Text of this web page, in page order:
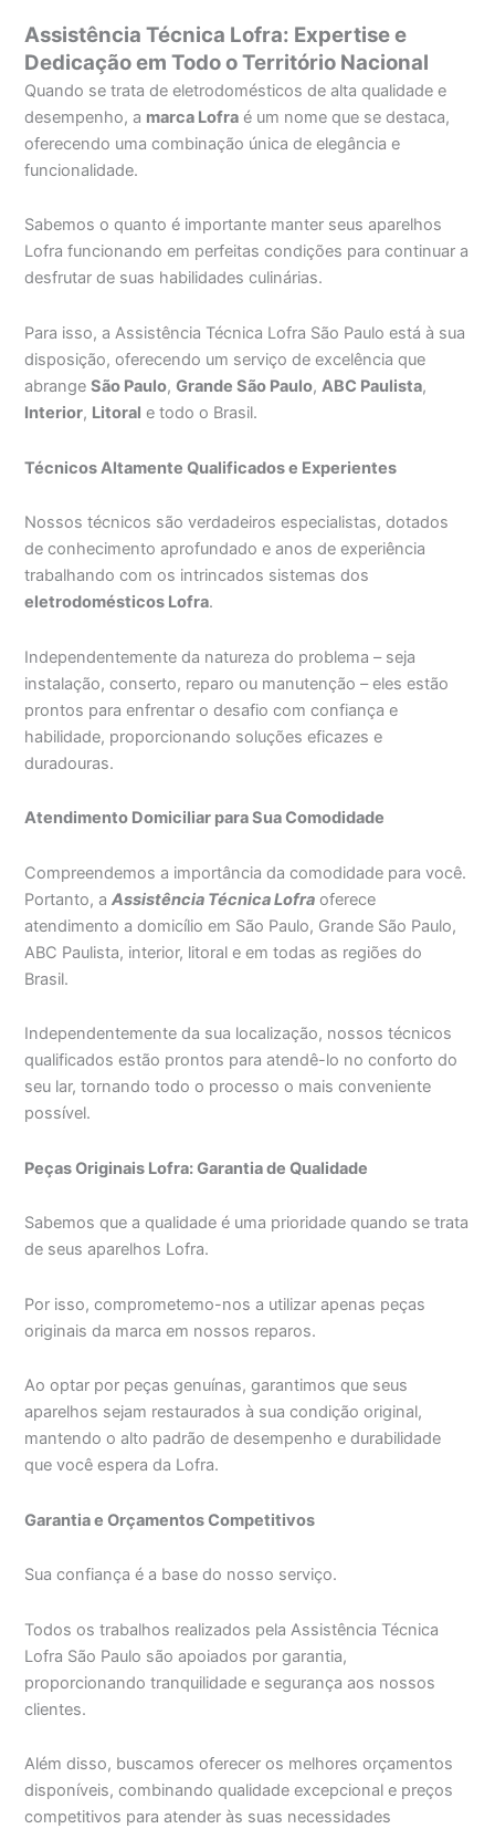
Assistência Técnica Lofra: Expertise e
Dedicação em Todo o Território Nacional
Quando se trata de eletrodomésticos de alta qualidade e
desempenho, a marca Lofra é um nome que se destaca,
oferecendo uma combinação única de elegância e
funcionalidade.
Sabemos o quanto é importante manter seus aparelhos
Lofra funcionando em perfeitas condições para continuar a
desfrutar de suas habilidades culinárias.
Para isso, a Assistência Técnica Lofra São Paulo está à sua
disposição, oferecendo um serviço de excelência que
abrangeSão Paulo,Grande São Paulo,ABC Paulista,
Interior, Litoral e todo o Brasil.
Técnicos Altamente Qualificados e Experientes
Nossos técnicos são verdadeiros especialistas, dotados
de conhecimento aprofundado e anos de experiência
trabalhando com os intrincados sistemas dos
eletrodomésticos Lofra.
Independentemente da natureza do problema – seja
instalação, conserto, reparo ou manutenção – eles estão
prontos para enfrentar o desafio com confiança e
habilidade, proporcionando soluções eficazes e
duradouras.
Atendimento Domiciliar para Sua Comodidade
Compreendemos a importância da comodidade para você.
Portanto, aAssistência Técnica Lofra oferece
atendimento a domicílio em São Paulo, Grande São Paulo,
ABC Paulista, interior, litoral e em todas as regiões do
Brasil.
Independentemente da sua localização, nossos técnicos
qualificados estão prontos para atendê-lo no conforto do
seu lar, tornando todo o processo o mais conveniente
possível.
Peças Originais Lofra: Garantia de Qualidade
Sabemos que a qualidade é uma prioridade quando se trata
de seus aparelhos Lofra.
Por isso, comprometemo-nos a utilizar apenas peças
originais da marca em nossos reparos.
Ao optar por peças genuínas, garantimos que seus
aparelhos sejam restaurados à sua condição original,
mantendo o alto padrão de desempenho e durabilidade
que você espera da Lofra.
Garantia e Orçamentos Competitivos
Sua confiança é a base do nosso serviço.
Todos os trabalhos realizados pela Assistência Técnica
Lofra São Paulo são apoiados por garantia,
proporcionando tranquilidade e segurança aos nossos
clientes.
Além disso, buscamos oferecer os melhores orçamentos
disponíveis, combinando qualidade excepcional e preços
competitivos para atender às suas necessidades